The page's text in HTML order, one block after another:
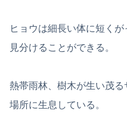
ヒョウは細長い体に短く
見分けることができる。
熱帯雨林、樹木が生い茂
場所に生息している。